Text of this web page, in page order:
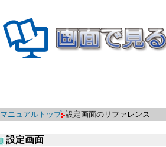
マニュアルトップ 設定画面のリファレンス
設定画面